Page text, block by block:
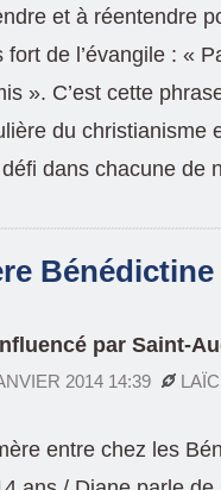
et à réentendre
fort de l’évangile : «
». C’est cette
du christianisme
dans chacune de
par Saint-
2014 14:39
entre chez les